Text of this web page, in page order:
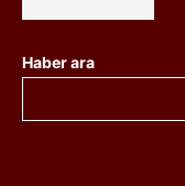
Haber ara